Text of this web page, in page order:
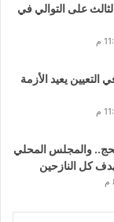
على التوالي في
يعيد الأزمة
والمجلس المحلي
كل النازحين